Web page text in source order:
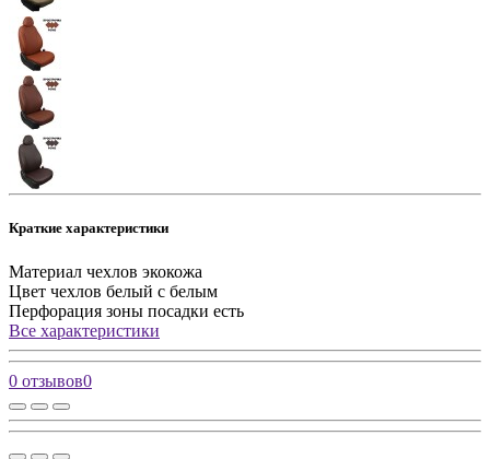
Краткие характеристики
Материал чехлов экокожа
Цвет чехлов белый с белым
Перфорация зоны посадки есть
Все характеристики
0 отзывов0